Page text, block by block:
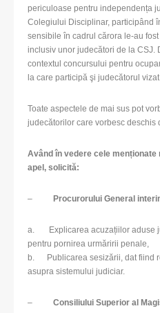
periculoase pentru independența
Colegiului Disciplinar, participând
sensibile în cadrul cărora le-au
inclusiv unor judecători de la CSJ.
contextul concursului pentru
la care participă şi judecătorul
Toate aspectele de mai sus pot
judecătorilor care vorbesc deschis
Având în vedere cele
apel, solicită:
– Procurorului General
a. Explicarea acuzațiilor aduse
pentru pornirea urmăririi penale,
b. Publicarea sesizării, dat fiind
asupra sistemului judiciar.
– Consiliului Superior al